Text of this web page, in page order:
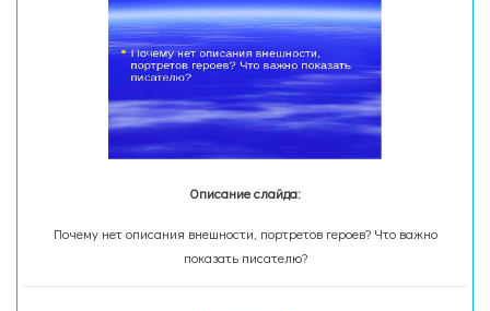
Описание слайда:
Почему нет описания внешности, портретов героев? Что важно
показать писателю?